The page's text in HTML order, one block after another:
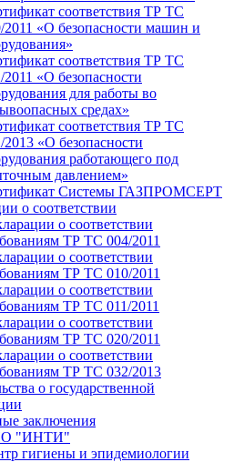
соответствия ТР ТС
2011 «О безопасности машин и
соответствия ТР ТС
2011 «О безопасности
для работы во
средах»
соответствия ТР ТС
2013 «О безопасности
работающего под
давлением»
Системы ГАЗПРОМСЕРТ
о соответствии
о соответствии
ТР ТС 004/2011
о соответствии
ТР ТС 010/2011
о соответствии
ТР ТС 011/2011
о соответствии
ТР ТС 020/2011
о соответствии
ТР ТС 032/2013
о государственной
заключения
"ИНТИ"
гигиены и эпидемиологии